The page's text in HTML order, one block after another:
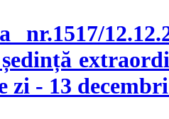
nr.1517/
zi - 13